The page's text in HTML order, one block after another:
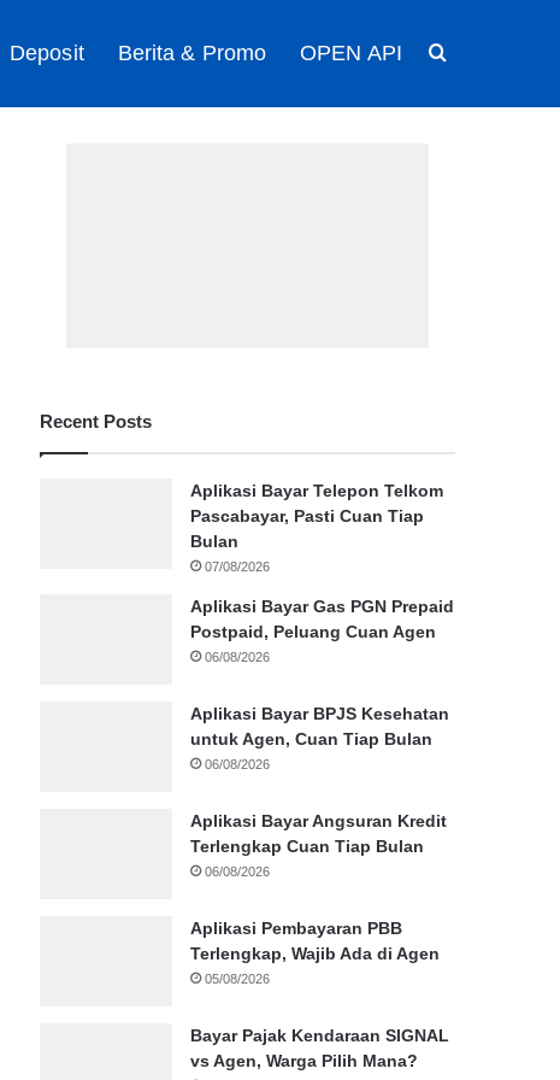
Deposit Berita & Promo OPEN API
Recent Posts
Aplikasi Bayar Telepon Telkom
Pascabayar, Pasti Cuan Tiap
Bulan
07/08/2026
Aplikasi Bayar Gas PGN Prepaid
Postpaid, Peluang Cuan Agen
06/08/2026
Aplikasi Bayar BPJS Kesehatan
untuk Agen, Cuan Tiap Bulan
06/08/2026
Aplikasi Bayar Angsuran Kredit
Terlengkap Cuan Tiap Bulan
06/08/2026
Aplikasi Pembayaran PBB
Terlengkap, Wajib Ada di Agen
05/08/2026
Bayar Pajak Kendaraan SIGNAL
vs Agen, Warga Pilih Mana?